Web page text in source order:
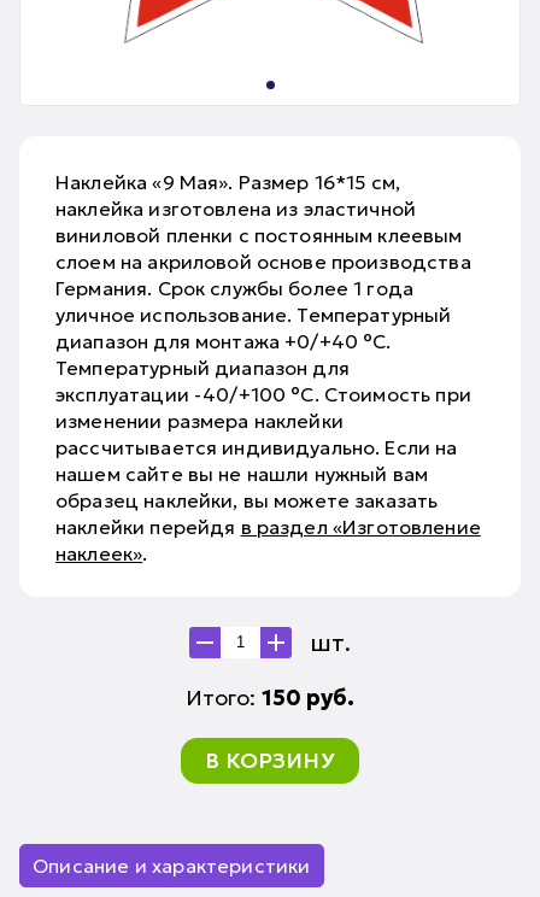
Наклейка «9 Мая». Размер 16*15 см,
наклейка изготовлена из эластичной
виниловой пленки с постоянным клеевым
слоем на акриловой основе производства
Германия. Срок службы более 1 года
уличное использование. Температурный
диапазон для монтажа +0/+40 °С.
Температурный диапазон для
эксплуатации -40/+100 °С. Стоимость при
изменении размера наклейки
рассчитывается индивидуально. Если на
нашем сайте вы не нашли нужный вам
образец наклейки, вы можете заказать
наклейки перейдя в раздел «Изготовление
наклеек».
шт.
Итого: 150 руб.
В КОРЗИНУ
Описание и характеристики